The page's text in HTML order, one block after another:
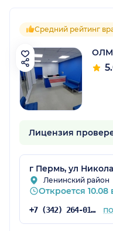
Средний рейтинг
Лицензия
г Пермь, ул
Ленинский район
Откроется 10.08
+7 (342) 264-01-62